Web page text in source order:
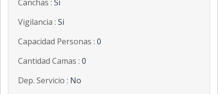
Canchas : Si
Vigilancia : Si
Capacidad Personas : 0
Cantidad Camas : 0
Dep. Servicio : No